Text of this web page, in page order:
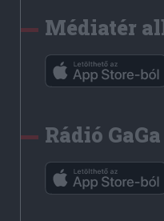
Médiatér
Rádió